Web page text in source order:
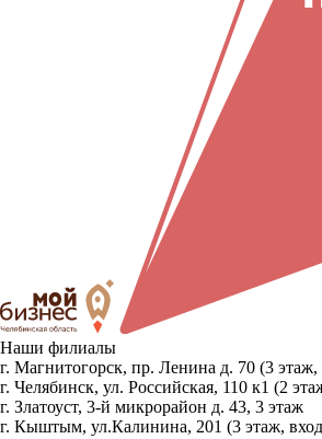
Наши филиалы
г. Магнитогорск, пр. Ленина д. 70 (3
г. Челябинск, ул. Российская, 110 к1 (2
г. Златоуст, 3-й микрорайон д. 43, 3 этаж
г. Кыштым, ул.Калинина, 201 (3 этаж,